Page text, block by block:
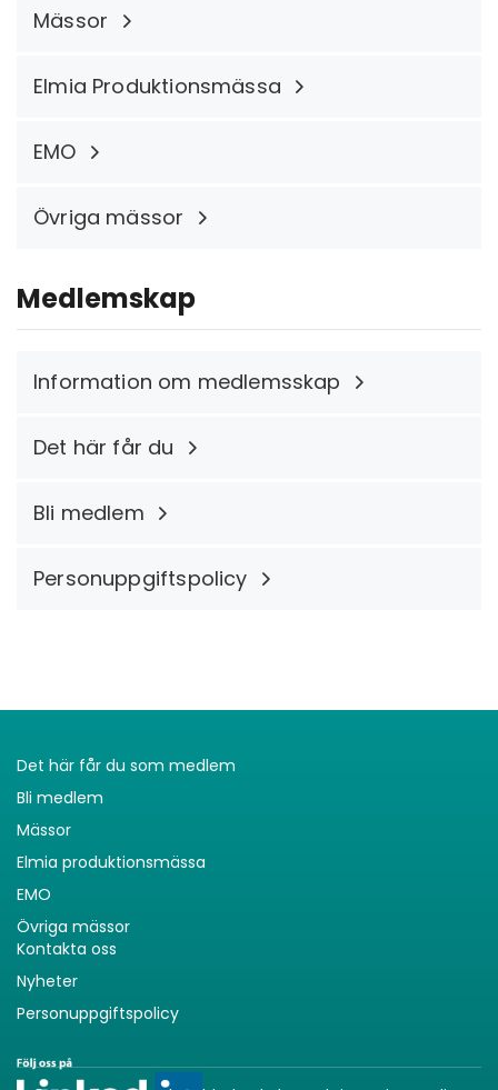
Mässor
Elmia Produktionsmässa
EMO
Övriga mässor
Medlemskap
Information om medlemsskap
Det här får du
Bli medlem
Personuppgiftspolicy
Det här får du som medlem
Bli medlem
Mässor
Elmia produktionsmässa
EMO
Övriga mässor
Kontakta oss
Nyheter
Personuppgiftspolicy